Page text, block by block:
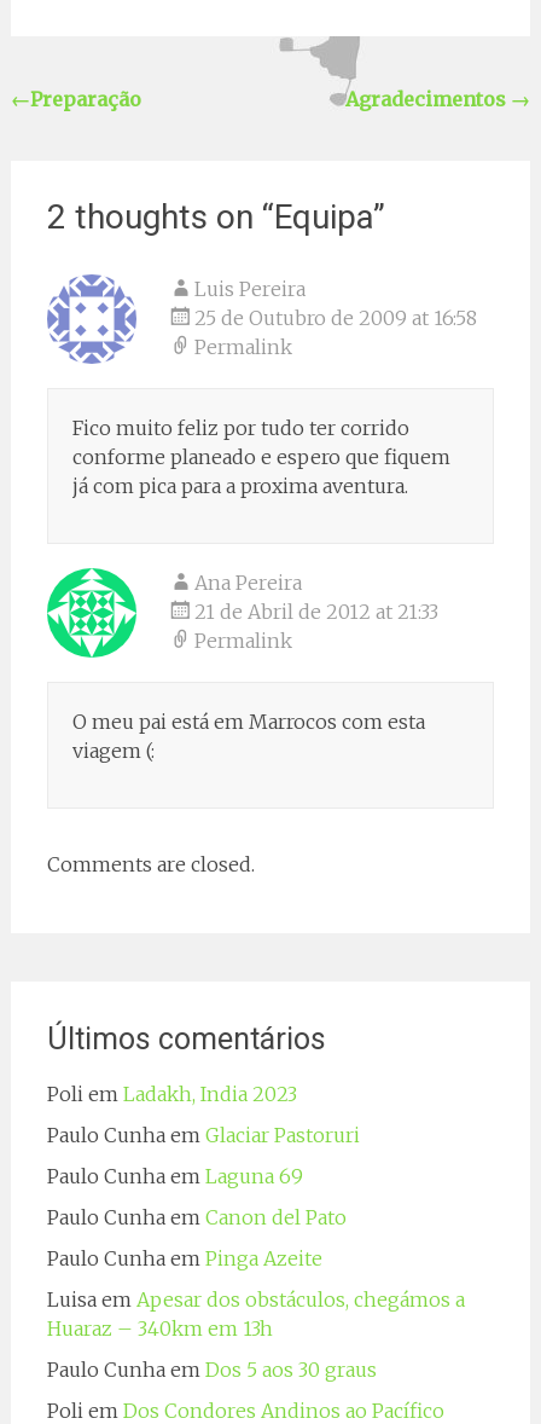
←Preparação Agradecimentos →
2 thoughts on “Equipa”
Luis Pereira
25 de Outubro de 2009 at 16:58
Permalink
Fico muito feliz por tudo ter corrido
conforme planeado e espero que fiquem
já com pica para a proxima aventura.
Ana Pereira
21 de Abril de 2012 at 21:33
Permalink
O meu pai está em Marrocos com esta
viagem (:
Comments are closed.
Últimos comentários
Poliem Ladakh, India 2023
Paulo Cunhaem Glaciar Pastoruri
Paulo Cunhaem Laguna 69
Paulo Cunhaem Canon del Pato
Paulo Cunhaem Pinga Azeite
Luisaem Apesar dos obstáculos, chegámos a
Huaraz – 340km em 13h
Paulo Cunhaem Dos 5 aos 30 graus
Poliem Dos Condores Andinos ao Pacífico